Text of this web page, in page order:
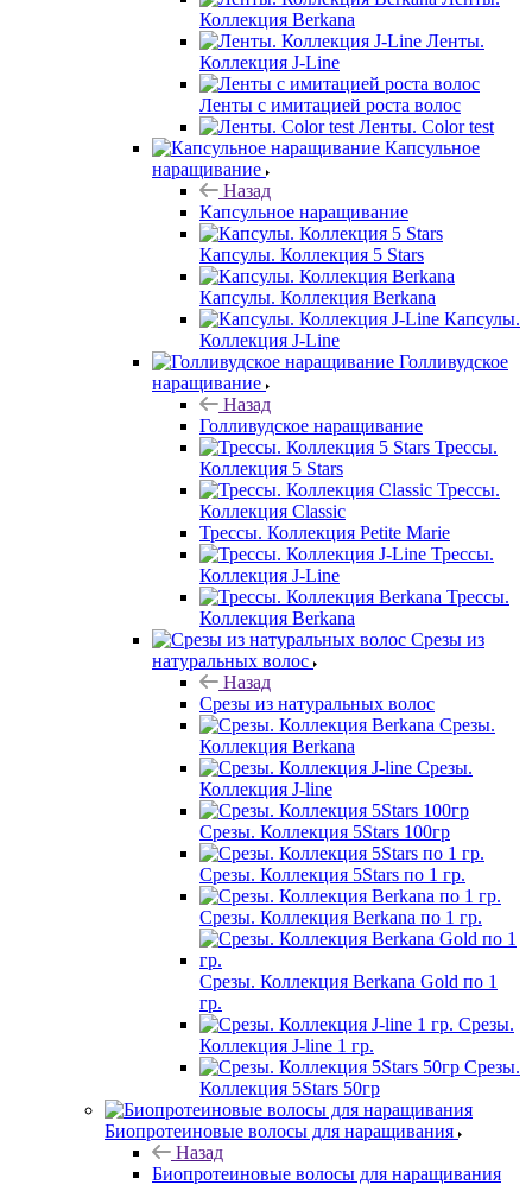
Коллекция Berkana
Ленты.
Коллекция J-Line
Ленты с имитацией роста волос
Ленты. Color test
Капсульное
наращивание
Назад
Капсульное наращивание
Капсулы. Коллекция 5 Stars
Капсулы. Коллекция Berkana
Капсулы.
Коллекция J-Line
Голливудское
наращивание
Назад
Голливудское наращивание
Трессы.
Коллекция 5 Stars
Трессы.
Коллекция Classic
Трессы. Коллекция Petite Marie
Трессы.
Коллекция J-Line
Трессы.
Коллекция Berkana
Срезы из
натуральных волос
Назад
Срезы из натуральных волос
Срезы.
Коллекция Berkana
Срезы.
Коллекция J-line
Срезы. Коллекция 5Stars 100гр
Срезы. Коллекция 5Stars по 1 гр.
Срезы. Коллекция Berkana по 1 гр.
Срезы. Коллекция Berkana Gold по 1
гр.
Срезы.
Коллекция J-line 1 гр.
Срезы.
Коллекция 5Stars 50гр
Биопротеиновые волосы для наращивания
Назад
Биопротеиновые волосы для наращивания